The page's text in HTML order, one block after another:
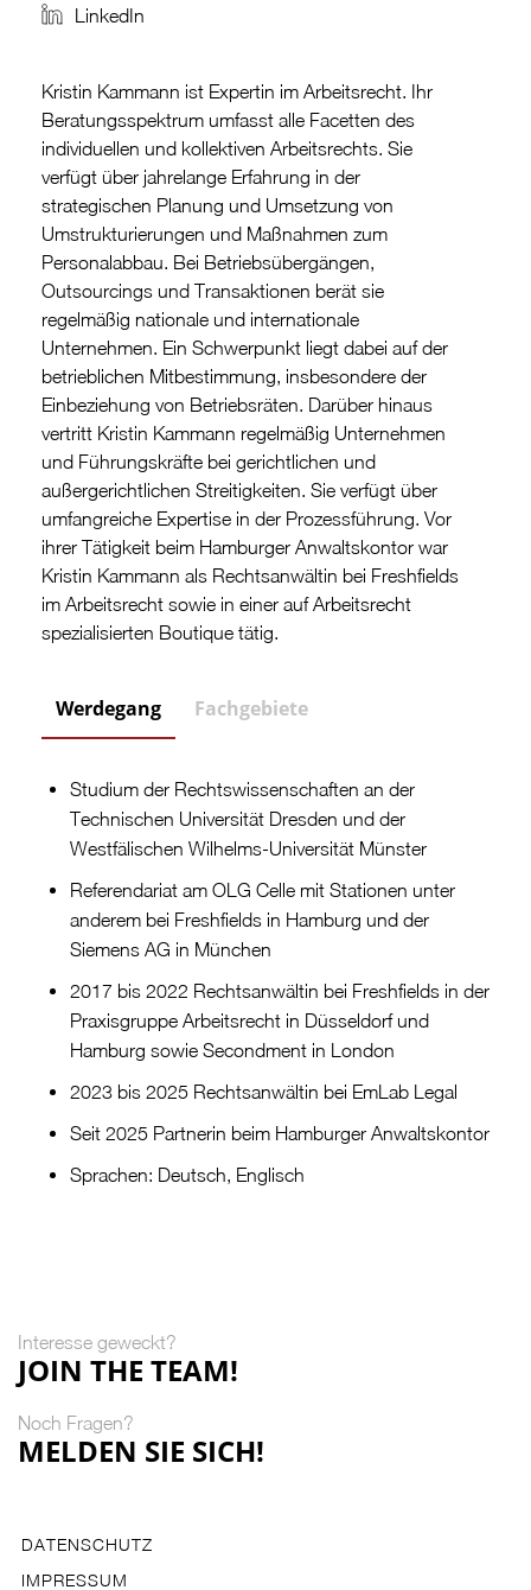
LinkedIn
Kristin Kammann ist Expertin im Arbeitsrecht. Ihr
Beratungsspektrum umfasst alle Facetten des
individuellen und kollektiven Arbeitsrechts. Sie
verfügt über jahrelange Erfahrung in der
strategischen Planung und Umsetzung von
Umstrukturierungen und Maßnahmen zum
Personalabbau. Bei Betriebsübergängen,
Outsourcings und Transaktionen berät sie
regelmäßig nationale und internationale
Unternehmen. Ein Schwerpunkt liegt dabei auf der
betrieblichen Mitbestimmung, insbesondere der
Einbeziehung von Betriebsräten. Darüber hinaus
vertritt Kristin Kammann regelmäßig Unternehmen
und Führungskräfte bei gerichtlichen und
außergerichtlichen Streitigkeiten. Sie verfügt über
umfangreiche Expertise in der Prozessführung. Vor
ihrer Tätigkeit beim Hamburger Anwaltskontor war
Kristin Kammann als Rechtsanwältin bei Freshfields
im Arbeitsrecht sowie in einer auf Arbeitsrecht
spezialisierten Boutique tätig.
Werdegang Fachgebiete
Studium der Rechtswissenschaften an der
Technischen Universität Dresden und der
Westfälischen Wilhelms-Universität Münster
Referendariat am OLG Celle mit Stationen unter
anderem bei Freshfields in Hamburg und der
Siemens AG in München
2017 bis 2022 Rechtsanwältin bei Freshfields in der
Praxisgruppe Arbeitsrecht in Düsseldorf und
Hamburg sowie Secondment in London
2023 bis 2025 Rechtsanwältin bei EmLab Legal
Seit 2025 Partnerin beim Hamburger Anwaltskontor
Sprachen: Deutsch, Englisch
Interesse geweckt?
JOIN THE TEAM!
Noch Fragen?
MELDEN SIE SICH!
DATENSCHUTZ
IMPRESSUM